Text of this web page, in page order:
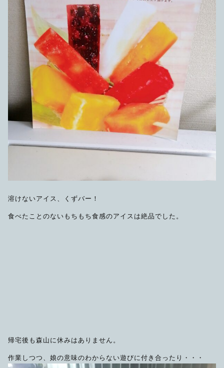
溶けないアイス、くずバー！
食べたことのないもちもち食感のアイスは絶品でした。
帰宅後も森山に休みはありません。
作業しつつ、娘の意味のわからない遊びに付き合ったり・・・